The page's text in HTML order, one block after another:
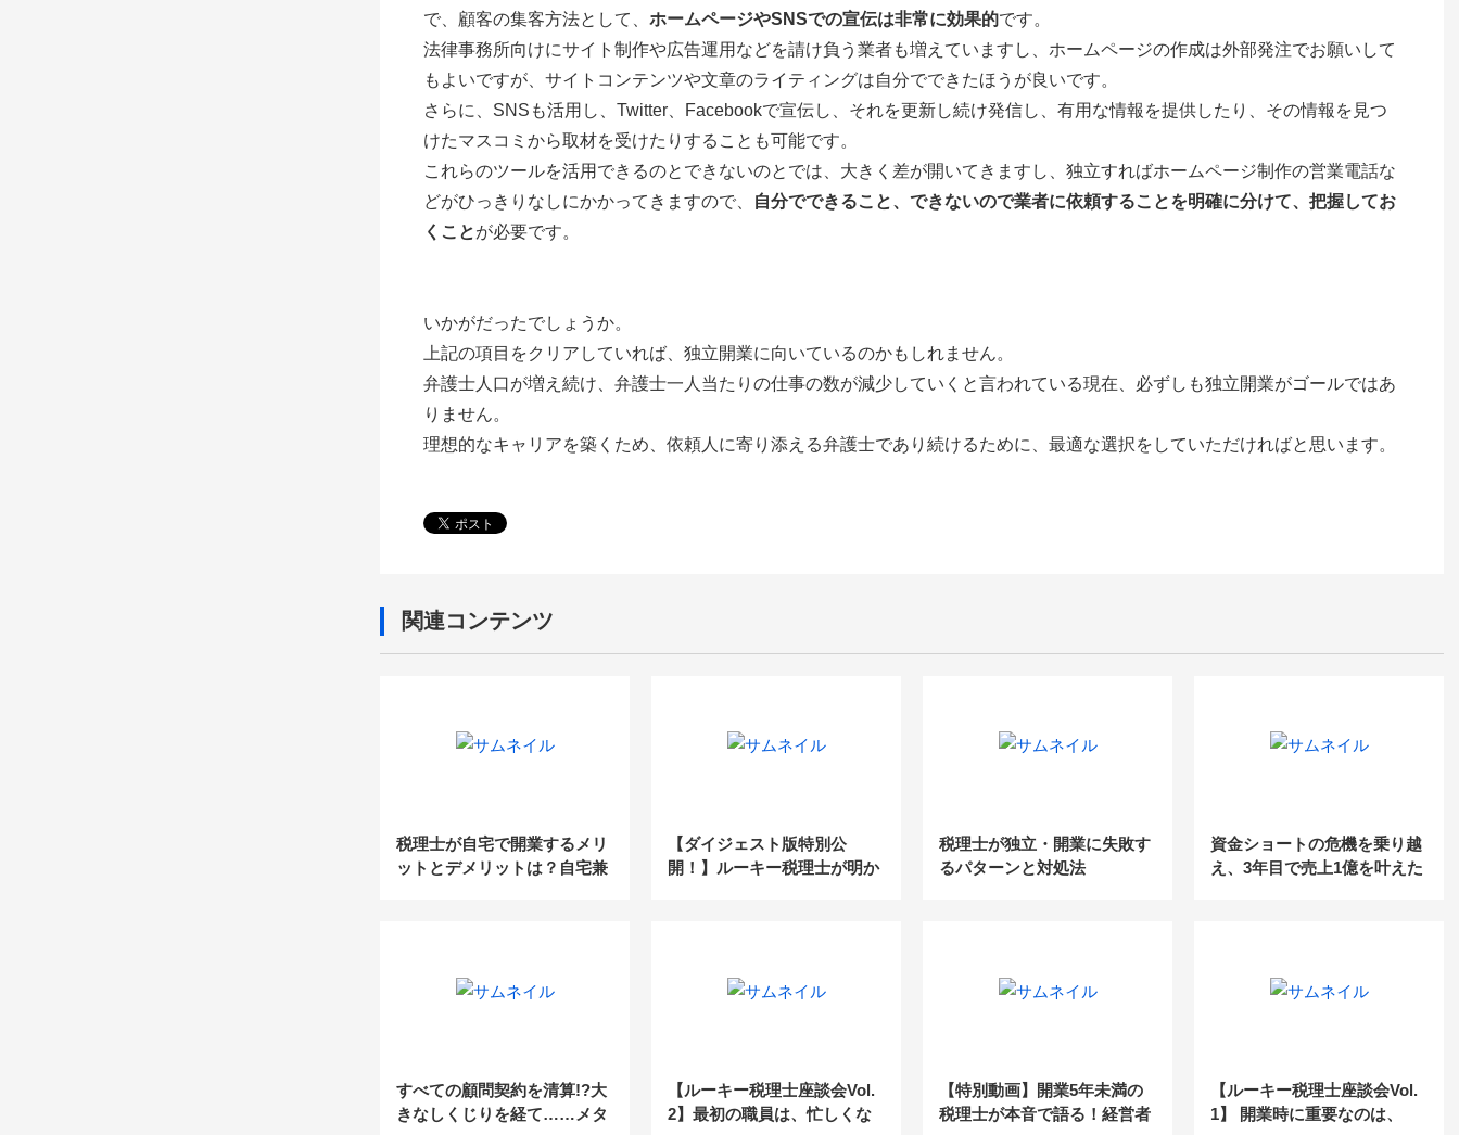
で、顧客の集客方法として、 ホームページやSNSでの宣伝は非常に効果的です。
法律事務所向けにサイト制作や広告運用などを請け負う業者も増えていますし、ホームページの作成は外部発注でお願いして
もよいですが、サイトコンテンツや文章のライティングは自分でできたほうが良いです。
さらに、SNSも活用し、Twitter、Facebookで宣伝し、それを更新し続け発信し、有用な情報を提供したり、その情報を見つ
けたマスコミから取材を受けたりすることも可能です。
これらのツールを活用できるのとできないのとでは、大きく差が開いてきますし、独立すればホームページ制作の営業電話な
どがひっきりなしにかかってきますので、
自分でできること、できないので業者に依頼することを明確に分けて、把握してお
くことが必要です。
いかがだったでしょうか。
上記の項目をクリアしていれば、独立開業に向いているのかもしれません。
弁護士人口が増え続け、弁護士一人当たりの仕事の数が減少していくと言われている現在、必ずしも独立開業がゴールではあ
りません。
理想的なキャリアを築くため、依頼人に寄り添える弁護士であり続けるために、最適な選択をしていただければと思います。
関連コンテンツ
税理士が自宅で開業するメリ
ットとデメリットは？自宅兼
【ダイジェスト版特別公
開！】ルーキー税理士が明か
税理士が独立・開業に失敗す
るパターンと対処法
資金ショートの危機を乗り越
え、3年目で売上1億を叶えた
すべての顧問契約を清算!?大
きなしくじりを経て……メタ
【ルーキー税理士座談会Vol.
2】最初の職員は、忙しくな
【特別動画】開業5年未満の
税理士が本音で語る！経営者
【ルーキー税理士座談会Vol.
1】 開業時に重要なのは、